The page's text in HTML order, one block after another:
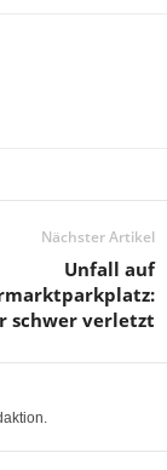
Nächster Artikel
Unfall auf
schwer verletzt